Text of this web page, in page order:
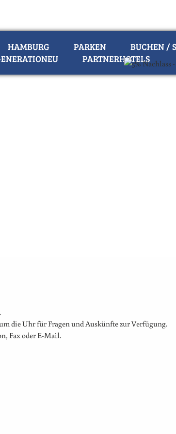
HAMBURG PARKEN
BUCHEN /
PARTNERHOTELS
die Uhr für Fragen und Auskünfte zur Verfügung.
Fax oder E-Mail.